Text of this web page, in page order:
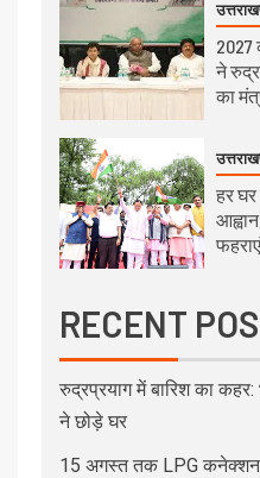
2027
ने
का
हर घर
RECENT
रुद्रप्रयाग में बारिश का
ने छोड़े घर
15 अगस्त तक LPG कनेक्शन